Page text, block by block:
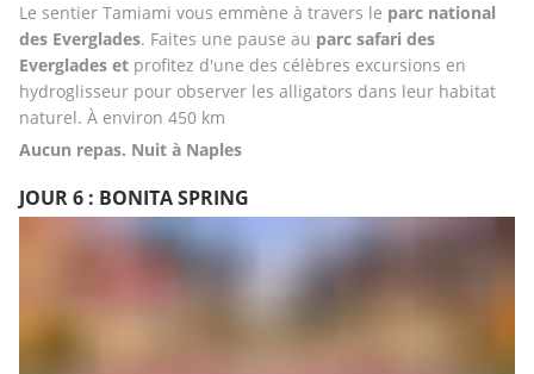
Le sentier Tamiami vous emmène à travers le parc national
des Everglades. Faites une pause au parc safari des
Everglades et profitez d'une des célèbres excursions en
hydroglisseur pour observer les alligators dans leur habitat
naturel. À environ 450 km
Aucun repas. Nuit à Naples
JOUR 6 : BONITA SPRING